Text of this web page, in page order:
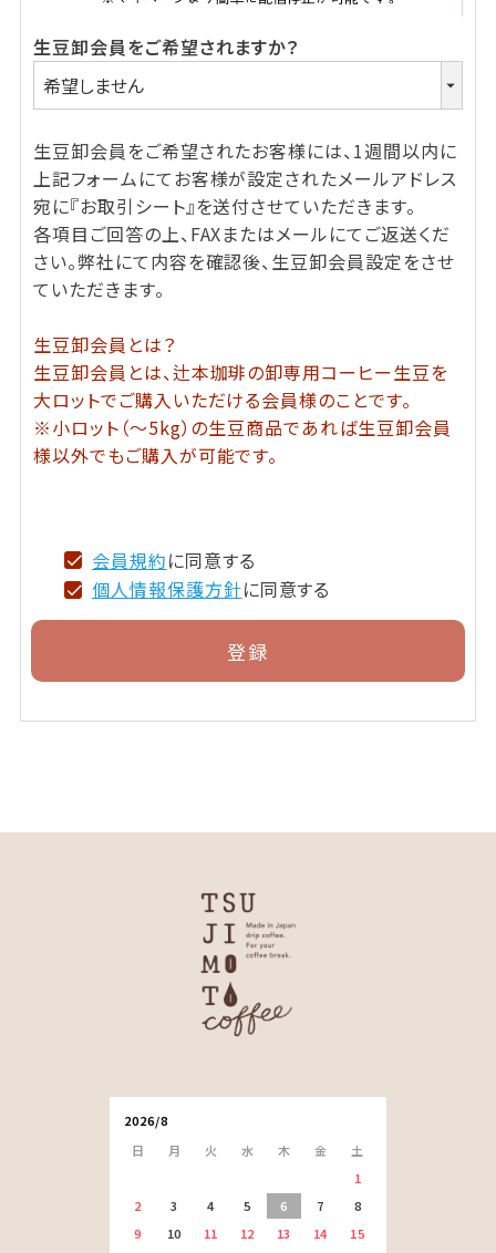
生豆卸会員をご希望されますか？
生豆卸会員をご希望されたお客様には、1週間以内に
上記フォームにてお客様が設定されたメールアドレス
宛に『お取引シート』を送付させていただきます。
各項目ご回答の上、FAXまたはメールにてご返送くだ
さい。弊社にて内容を確認後、生豆卸会員設定をさせ
ていただきます。
生豆卸会員とは？
生豆卸会員とは、辻本珈琲の卸専用コーヒー生豆を
大ロットでご購入いただける会員様のことです。
※小ロット（～5kg）の生豆商品であれば生豆卸会員
様以外でもご購入が可能です。
会員規約に同意する
個人情報保護方針に同意する
登録
2026/8
日
月 火 水 木 金
土
1
2
3 4 5 6 7
8
9
10 11 12 13 14
15